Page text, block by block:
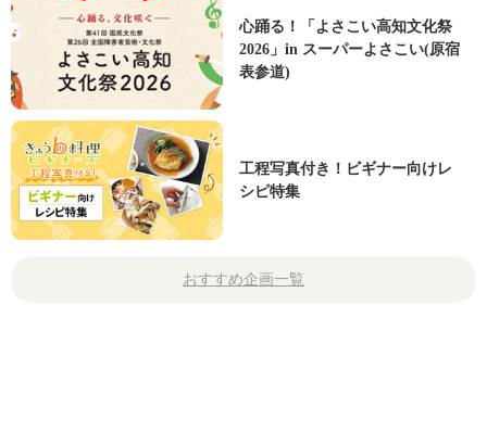
心踊る！「よさこい高知文化祭
2026」in スーパーよさこい(原宿
表参道)
工程写真付き！ビギナー向けレ
シピ特集
おすすめ企画一覧